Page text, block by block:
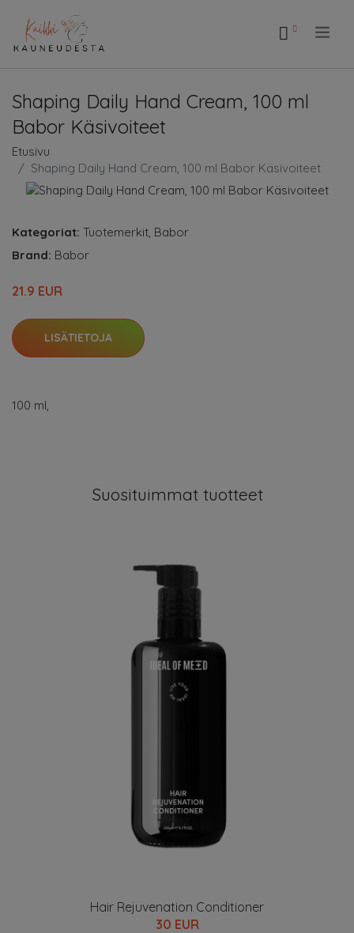
Shaping Daily Hand Cream, 100 ml
Babor Käsivoiteet
Etusivu
Shaping Daily Hand Cream, 100 ml Babor Käsivoiteet
Kategoriat: Tuotemerkit Babor
Brand: Babor
21.9 EUR
LISÄTIETOJA
100 ml,
Suosituimmat tuotteet
Hair Rejuvenation Conditioner
30 EUR